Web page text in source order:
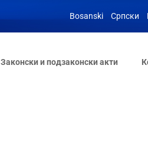
Bosanski Српски
Законски и подзаконски акти